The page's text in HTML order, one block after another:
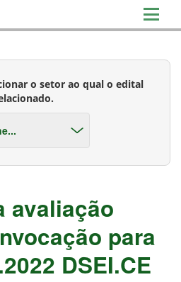
o setor ao qual o edital
avaliação
para
DSEI.CE